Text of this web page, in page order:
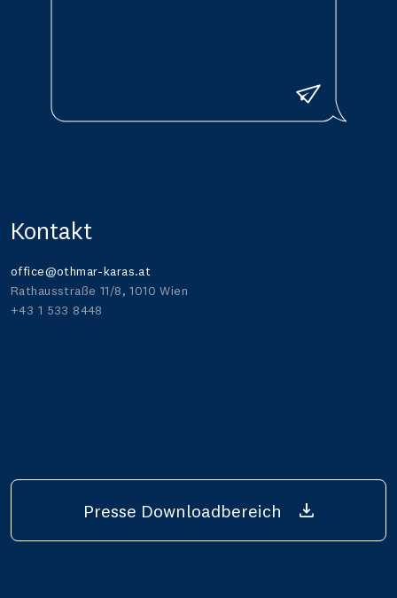
Senden
Kontakt
office@othmar-karas.at
Rathausstraße 11/8, 1010 Wien
+43 1 533 8448
Presse Downloadbereich